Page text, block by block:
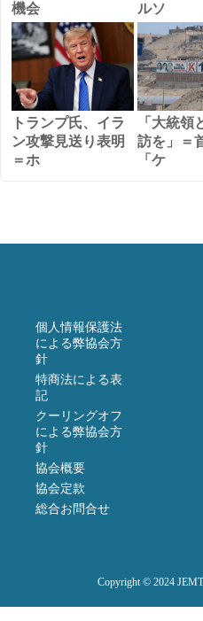
機会
ルソ
トランプ氏、イラ
ン攻撃見送り表明
＝ホ
「大統領
訪を」＝
「ケ
個人情報保護法
による弊協会方
針
特商法による表
記
クーリングオフ
による弊協会方
針
協会概要
協会定款
総合お問合せ
Copyright © 2024